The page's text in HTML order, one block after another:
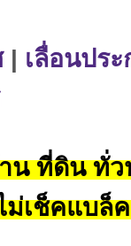
| เลื่อนปร
ที่ดิน ทั่ว
ม่เช็คแบล็